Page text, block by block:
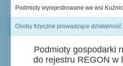
Podmioty wyrejestrowane we wsi
Osoby fizyczne prowadzące
Podmioty gospodarki
do rejestru REGON w